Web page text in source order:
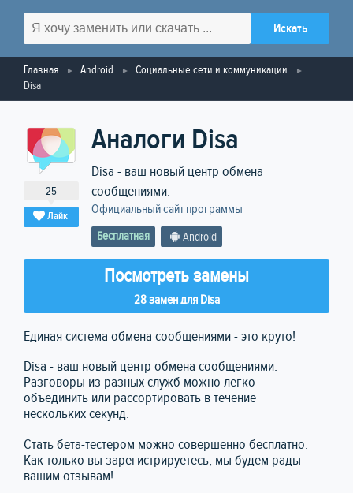
Главная Android
Социальные сети и коммуникации
Disa
25
Лайк
Аналоги Disa
Disa - ваш новый центр обмена
сообщениями.
Официальный сайт программы
Бесплатная Android
Посмотреть замены
28 замен для Disa
Единая система обмена сообщениями - это круто!
Disa - ваш новый центр обмена сообщениями.
Разговоры из разных служб можно легко
объединить или рассортировать в течение
нескольких секунд.
Стать бета-тестером можно совершенно бесплатно.
Как только вы зарегистрируетесь, мы будем рады
вашим отзывам!